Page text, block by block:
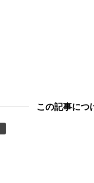
この記事につ